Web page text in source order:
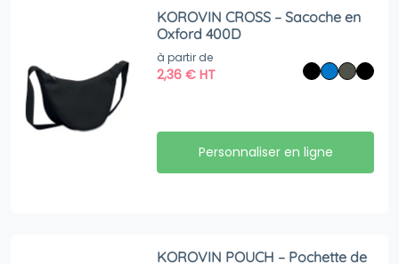
KOROVIN CROSS – Sacoche en
Oxford 400D
à partir de
2,36€ HT
Personnaliser en ligne
KOROVIN POUCH – Pochette de